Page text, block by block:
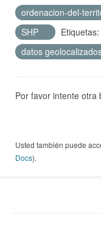
ordenacion-del-
SHP
Etiquetas:
datos
Por favor intente otra
Usted también puede
Docs).